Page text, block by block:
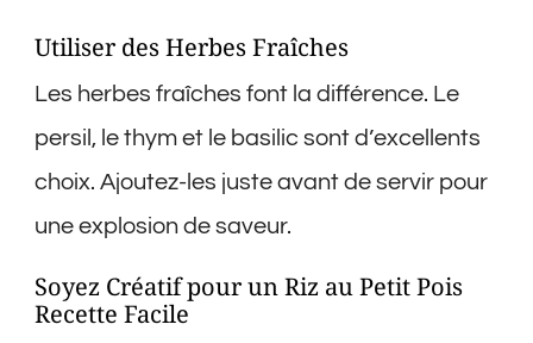
Utiliser des Herbes Fraîches
Les herbes fraîches font la différence. Le
persil, le thym et le basilic sont d’excellents
choix. Ajoutez-les juste avant de servir pour
une explosion de saveur.
Soyez Créatif pour un Riz au Petit Pois
Recette Facile